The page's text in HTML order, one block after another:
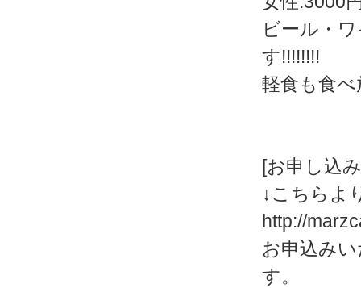
ビール・
す!!!!!!!!
軽食も食べ
[お申し込
↓こちらよ
http://
お申込み
す。